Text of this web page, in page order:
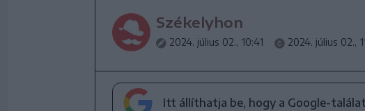
Székelyhon
2024. július 02., 10:41 2024. július 02.,
Itt állíthatja be, hogy a Google-